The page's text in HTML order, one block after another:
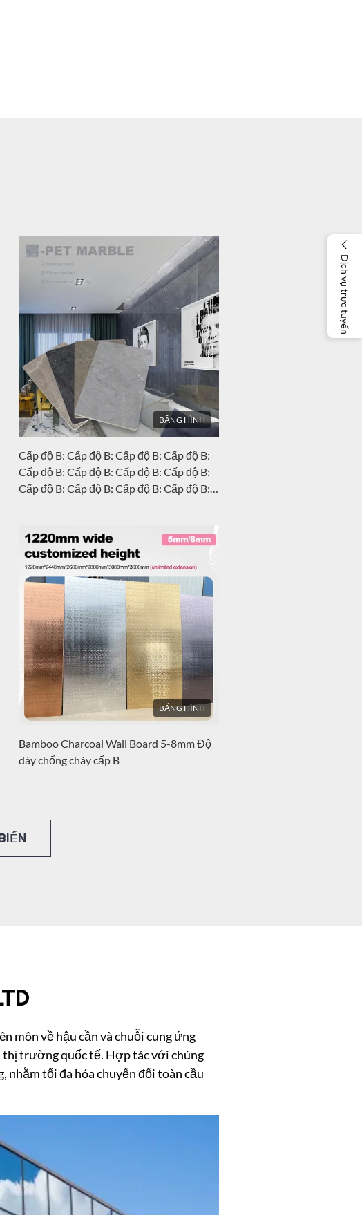
Dịch vụ trực tuyến
BĂNG HÌNH
Cấp độ B: Cấp độ B: Cấp độ B: Cấp độ B:
Cấp độ B: Cấp độ B: Cấp độ B: Cấp độ B:
Cấp độ B: Cấp độ B: Cấp độ B: Cấp độ B:
Cấp độ B: Cấp độ B: Cấp độ B: Cấp độ B:
Cấp độ B: Cấp độ B: Cấp độ B: Cấp độ B:
Cấp độ B: Cấp độ B: Cấp độ B: Cấp độ B:
Cấp độ B: Cấp độ B: Cấp độ B: Cấp độ B:
Cấp độ B: Cấp độ B: Cấp độ B: Cấp độ B:
Cấp độ B: Cấp độ B: Cấp độ B: Cấp độ B:
Cấp độ B: Cấp độ B: Cấp độ B: Cấp độ B:
Cấp độ B: Cấp độ Cấp
BĂNG HÌNH
Bamboo Charcoal Wall Board 5-8mm Độ
dày chống cháy cấp B
môn về hậu cần và chuỗi cung ứng
thị trường quốc tế. Hợp tác với chúng
tối đa hóa chuyển đổi toàn cầu